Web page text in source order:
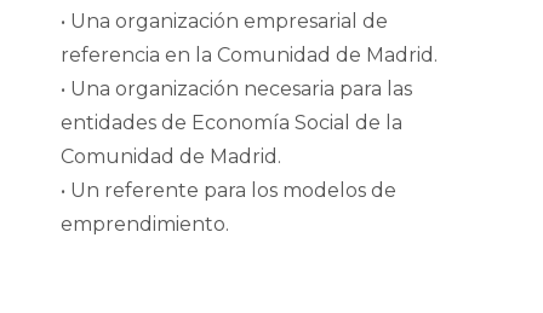
• Una organización empresarial de
referencia en la Comunidad de Madrid.
• Una organización necesaria para las
entidades de Economía Social de la
Comunidad de Madrid.
• Un referente para los modelos de
emprendimiento.